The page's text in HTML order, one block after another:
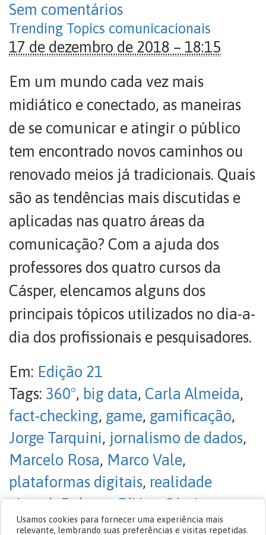
Sem comentários
Trending Topics comunicacionais
17 de dezembro de 2018 – 18:15
Em um mundo cada vez mais
midiático e conectado, as maneiras
de se comunicar e atingir o público
tem encontrado novos caminhos ou
renovado meios já tradicionais. Quais
são as tendências mais discutidas e
aplicadas nas quatro áreas da
comunicação? Com a ajuda dos
professores dos quatro cursos da
Cásper, elencamos alguns dos
principais tópicos utilizados no dia-a-
dia dos profissionais e pesquisadores.
Em: Edição 21
Tags: 360°, big data, Carla Almeida,
fact-checking, game, gamificação,
Jorge Tarquini, jornalismo de dados,
Marcelo Rosa, Marco Vale,
plataformas digitais, realidade
virtual,Roberto D’Ugo,Sérgio
Andreucci,transmídia,trending
Usamos cookies para fornecer uma experiência mais
relevante, lembrando suas preferências e visitas repetidas.